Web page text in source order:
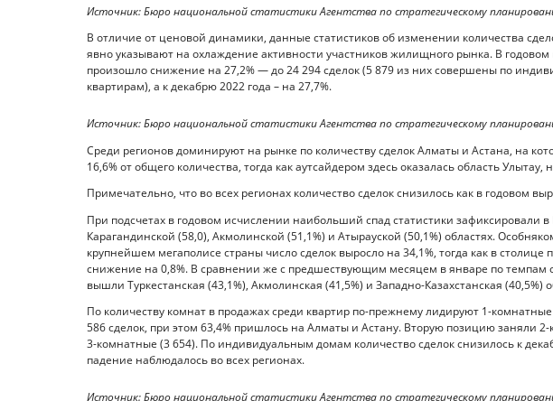
Источник: Бюро национальной статистики Агентства по стратегическому
В отличие от ценовой динамики, данные статистиков об изменении количества
явно указывают на охлаждение активности участников жилищного рынка. В
произошло снижение на 27,2% — до 24 294 сделок (5 879 из них совершены по
квартирам), а к декабрю 2022 года – на 27,7%.
Источник: Бюро национальной статистики Агентства по стратегическому
Среди регионов доминируют на рынке по количеству сделок Алматы и Астана, на
16,6% от общего количества, тогда как аутсайдером здесь оказалась область
Примечательно, что во всех регионах количество сделок снизилось как в годовом
При подсчетах в годовом исчислении наибольший спад статистики зафиксировали в
Карагандинской (58,0), Акмолинской (51,1%) и Атырауской (50,1%) областях.
крупнейшем мегаполисе страны число сделок выросло на 34,1%, тогда как в
снижение на 0,8%. В сравнении же с предшествующим месяцем в январе по темпам
вышли Туркестанская (43,1%), Акмолинская (41,5%) и Западно-Казахстанская (40,5%)
По количеству комнат в продажах среди квартир по-прежнему лидируют 1-
586 сделок, при этом 63,4% пришлось на Алматы и Астану. Вторую позицию заняли
3-комнатные (3 654). По индивидуальным домам количество сделок снизилось к
падение наблюдалось во всех регионах.
Источник: Бюро национальной статистики Агентства по стратегическому